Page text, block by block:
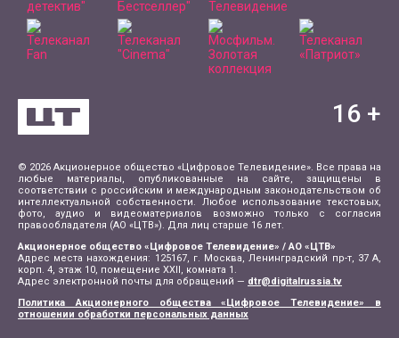
© 2026 Акционерное общество «Цифровое Телевидение». Все права на
любые материалы, опубликованные на сайте, защищены в
соответствии с российским и международным законодательством об
интеллектуальной собственности. Любое использование текстовых,
фото, аудио и видеоматериалов возможно только с согласия
правообладателя (АО «ЦТВ»). Для лиц старше 16 лет.
Акционерное общество «Цифровое Телевидение» / АО «ЦТВ»
Адрес места нахождения: 125167, г. Москва, Ленинградский пр-т, 37 А,
корп. 4, этаж 10, помещение XXII, комната 1.
Адрес электронной почты для обращений — dtr@digitalrussia.tv
Политика Акционерного общества «Цифровое Телевидение» в
отношении обработки персональных данных
16 +